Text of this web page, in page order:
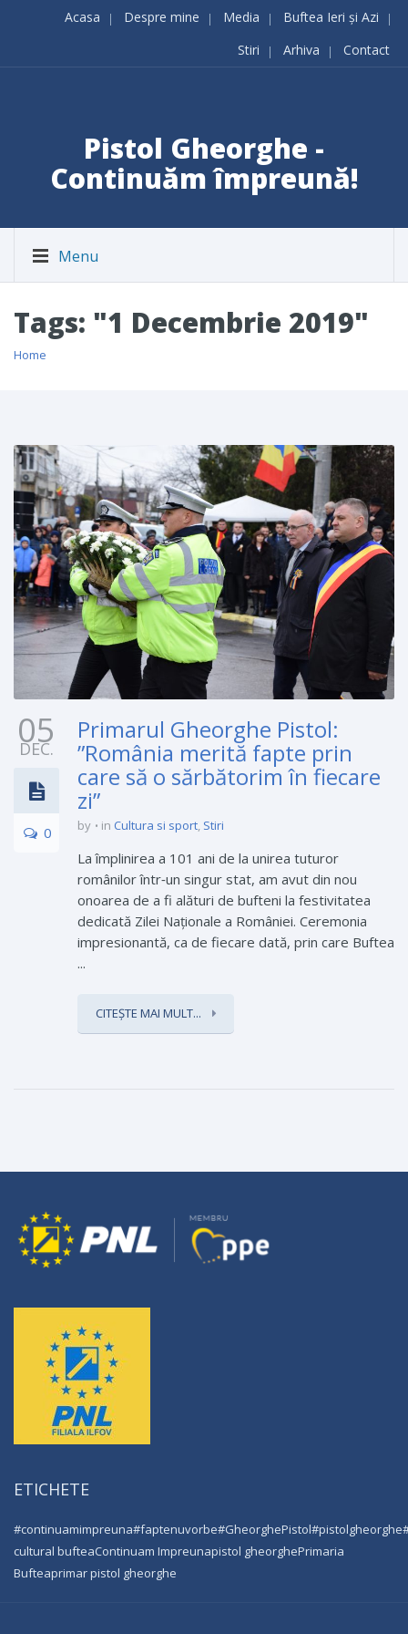
Acasa Despre mine Media
Buftea Ieri și Azi
Stiri
Arhiva Contact
Pistol Gheorghe -
Continuăm împreună!
Menu
Tags: "1 Decembrie 2019"
Home
05
DEC.
0
Primarul Gheorghe Pistol:
”România merită fapte prin
care să o sărbătorim în fiecare
zi”
by in Cultura si sport, Stiri
La împlinirea a 101 ani de la unirea tuturor
românilor ­într‑un singur stat, am avut din nou
onoarea de a fi alături de bufteni la festivitatea
dedicată Zilei Naționale a României. Ceremonia
impresionantă, ca de fiecare dată, prin care Buftea
...
CITEȘTE MAI MULT...
ETICHETE
#continuamimpreuna#faptenuvorbe#GheorghePistol#pistolgheorghe
cultural bufteaContinuam Impreunapistol gheorghePrimaria
Bufteaprimar pistol gheorghe